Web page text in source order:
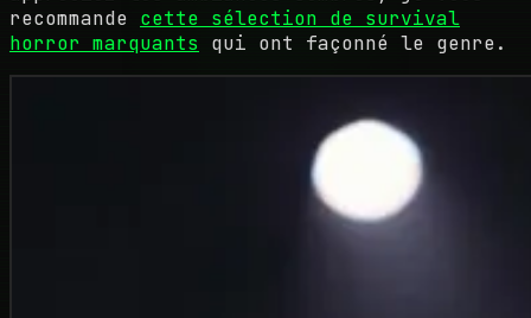
recommande cette sélection de survival
horror marquants qui ont façonné le genre.